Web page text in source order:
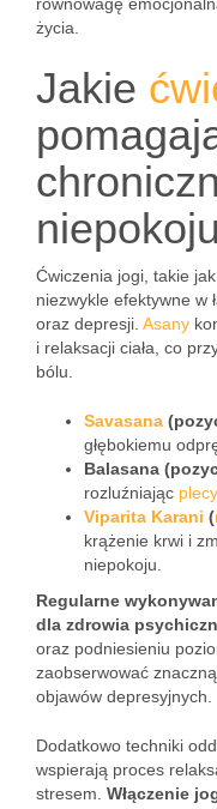
życia.
Jakie
Ćwiczenia jogi, takie jak
niezwykle efektywne w
oraz depresji. Asany
i relaksacji ciała, co
bólu.
Savasana
głębokiemu
Balasana
rozluźniając plecy
Viparita Karani (
krążenie krwi i
niepokoju.
Regularne
dla zdrowia
oraz podniesieniu
zaobserwować
objawów depresyjnych.
Dodatkowo techniki
wspierają proces
stresem. Włączenie